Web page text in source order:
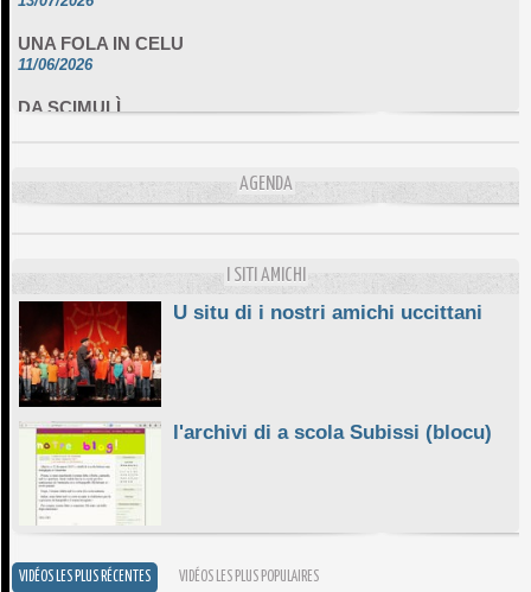
11/06/2026
DA SCIMULÌ
10/06/2026
10/06/2026 AGENDA
I SITI AMICHI
U situ di i nostri amichi uccittani
l'archivi di a scola Subissi (blocu)
VIDÉOS LES PLUS RÉCENTES VIDÉOS LES PLUS POPULAIRES